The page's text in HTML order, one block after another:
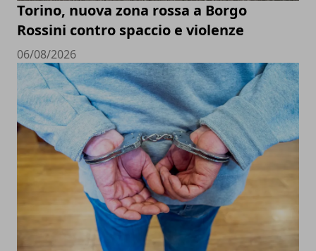
Torino, nuova zona rossa a Borgo
Rossini contro spaccio e violenze
06/08/2026